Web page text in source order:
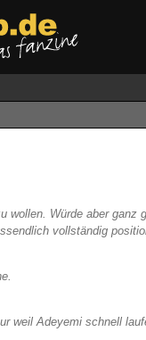
Würde aber ganz
vollständig
weil Adeyemi schnell